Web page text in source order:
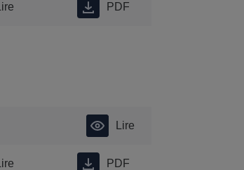
Lire PDF
Lire
Lire PDF